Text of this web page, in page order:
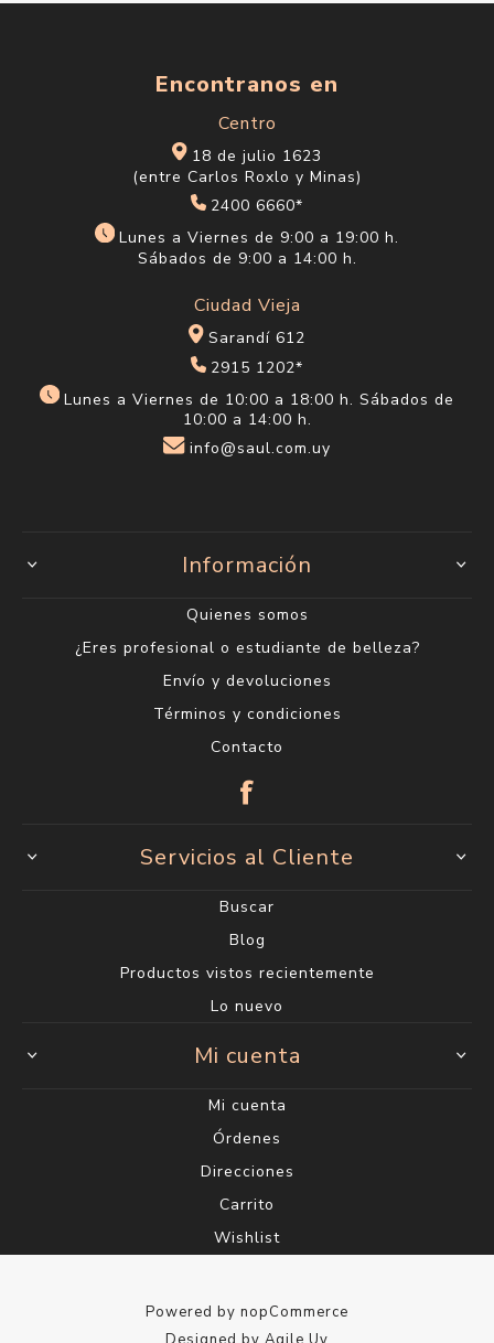
Encontranos en
Centro
18 de julio 1623
(entre Carlos Roxlo y Minas)
2400 6660*
Lunes a Viernes de 9:00 a 19:00 h.
Sábados de 9:00 a 14:00 h.
Ciudad Vieja
Sarandí 612
2915 1202*
Lunes a Viernes de 10:00 a 18:00 h. Sábados de
10:00 a 14:00 h.
info@saul.com.uy
Información
Quienes somos
¿Eres profesional o estudiante de belleza?
Envío y devoluciones
Términos y condiciones
Contacto
Servicios al Cliente
Buscar
Blog
Productos vistos recientemente
Lo nuevo
Mi cuenta
Mi cuenta
Órdenes
Direcciones
Carrito
Wishlist
Powered by nopCommerce